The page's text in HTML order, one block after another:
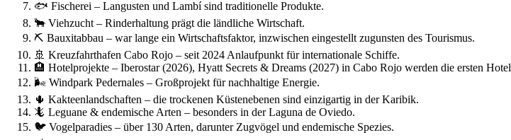
🐟 Fischerei – Langusten und Lambí sind traditionelle Produkte.
🐂 Viehzucht – Rinderhaltung prägt die ländliche Wirtschaft.
⛏️ Bauxitabbau – war lange ein Wirtschaftsfaktor, inzwischen eingestellt zugunsten des Tourismus.
🚢 Kreuzfahrthafen Cabo Rojo – seit 2024 Anlaufpunkt für internationale Schiffe.
🏨 Hotelprojekte – Iberostar (2026), Hyatt Secrets & Dreams (2027) in Cabo Rojo werden die ersten
🌬️ Windpark Pedernales – Großprojekt für nachhaltige Energie.
🌵 Kakteenlandschaften – die trockenen Küstenebenen sind einzigartig in der Karibik.
🦎 Leguane & endemische Arten – besonders in der Laguna de Oviedo.
🐦 Vogelparadies – über 130 Arten, darunter Zugvögel und endemische Spezies.